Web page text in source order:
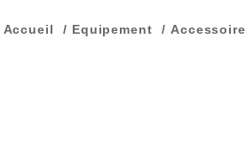
Accueil Equipement